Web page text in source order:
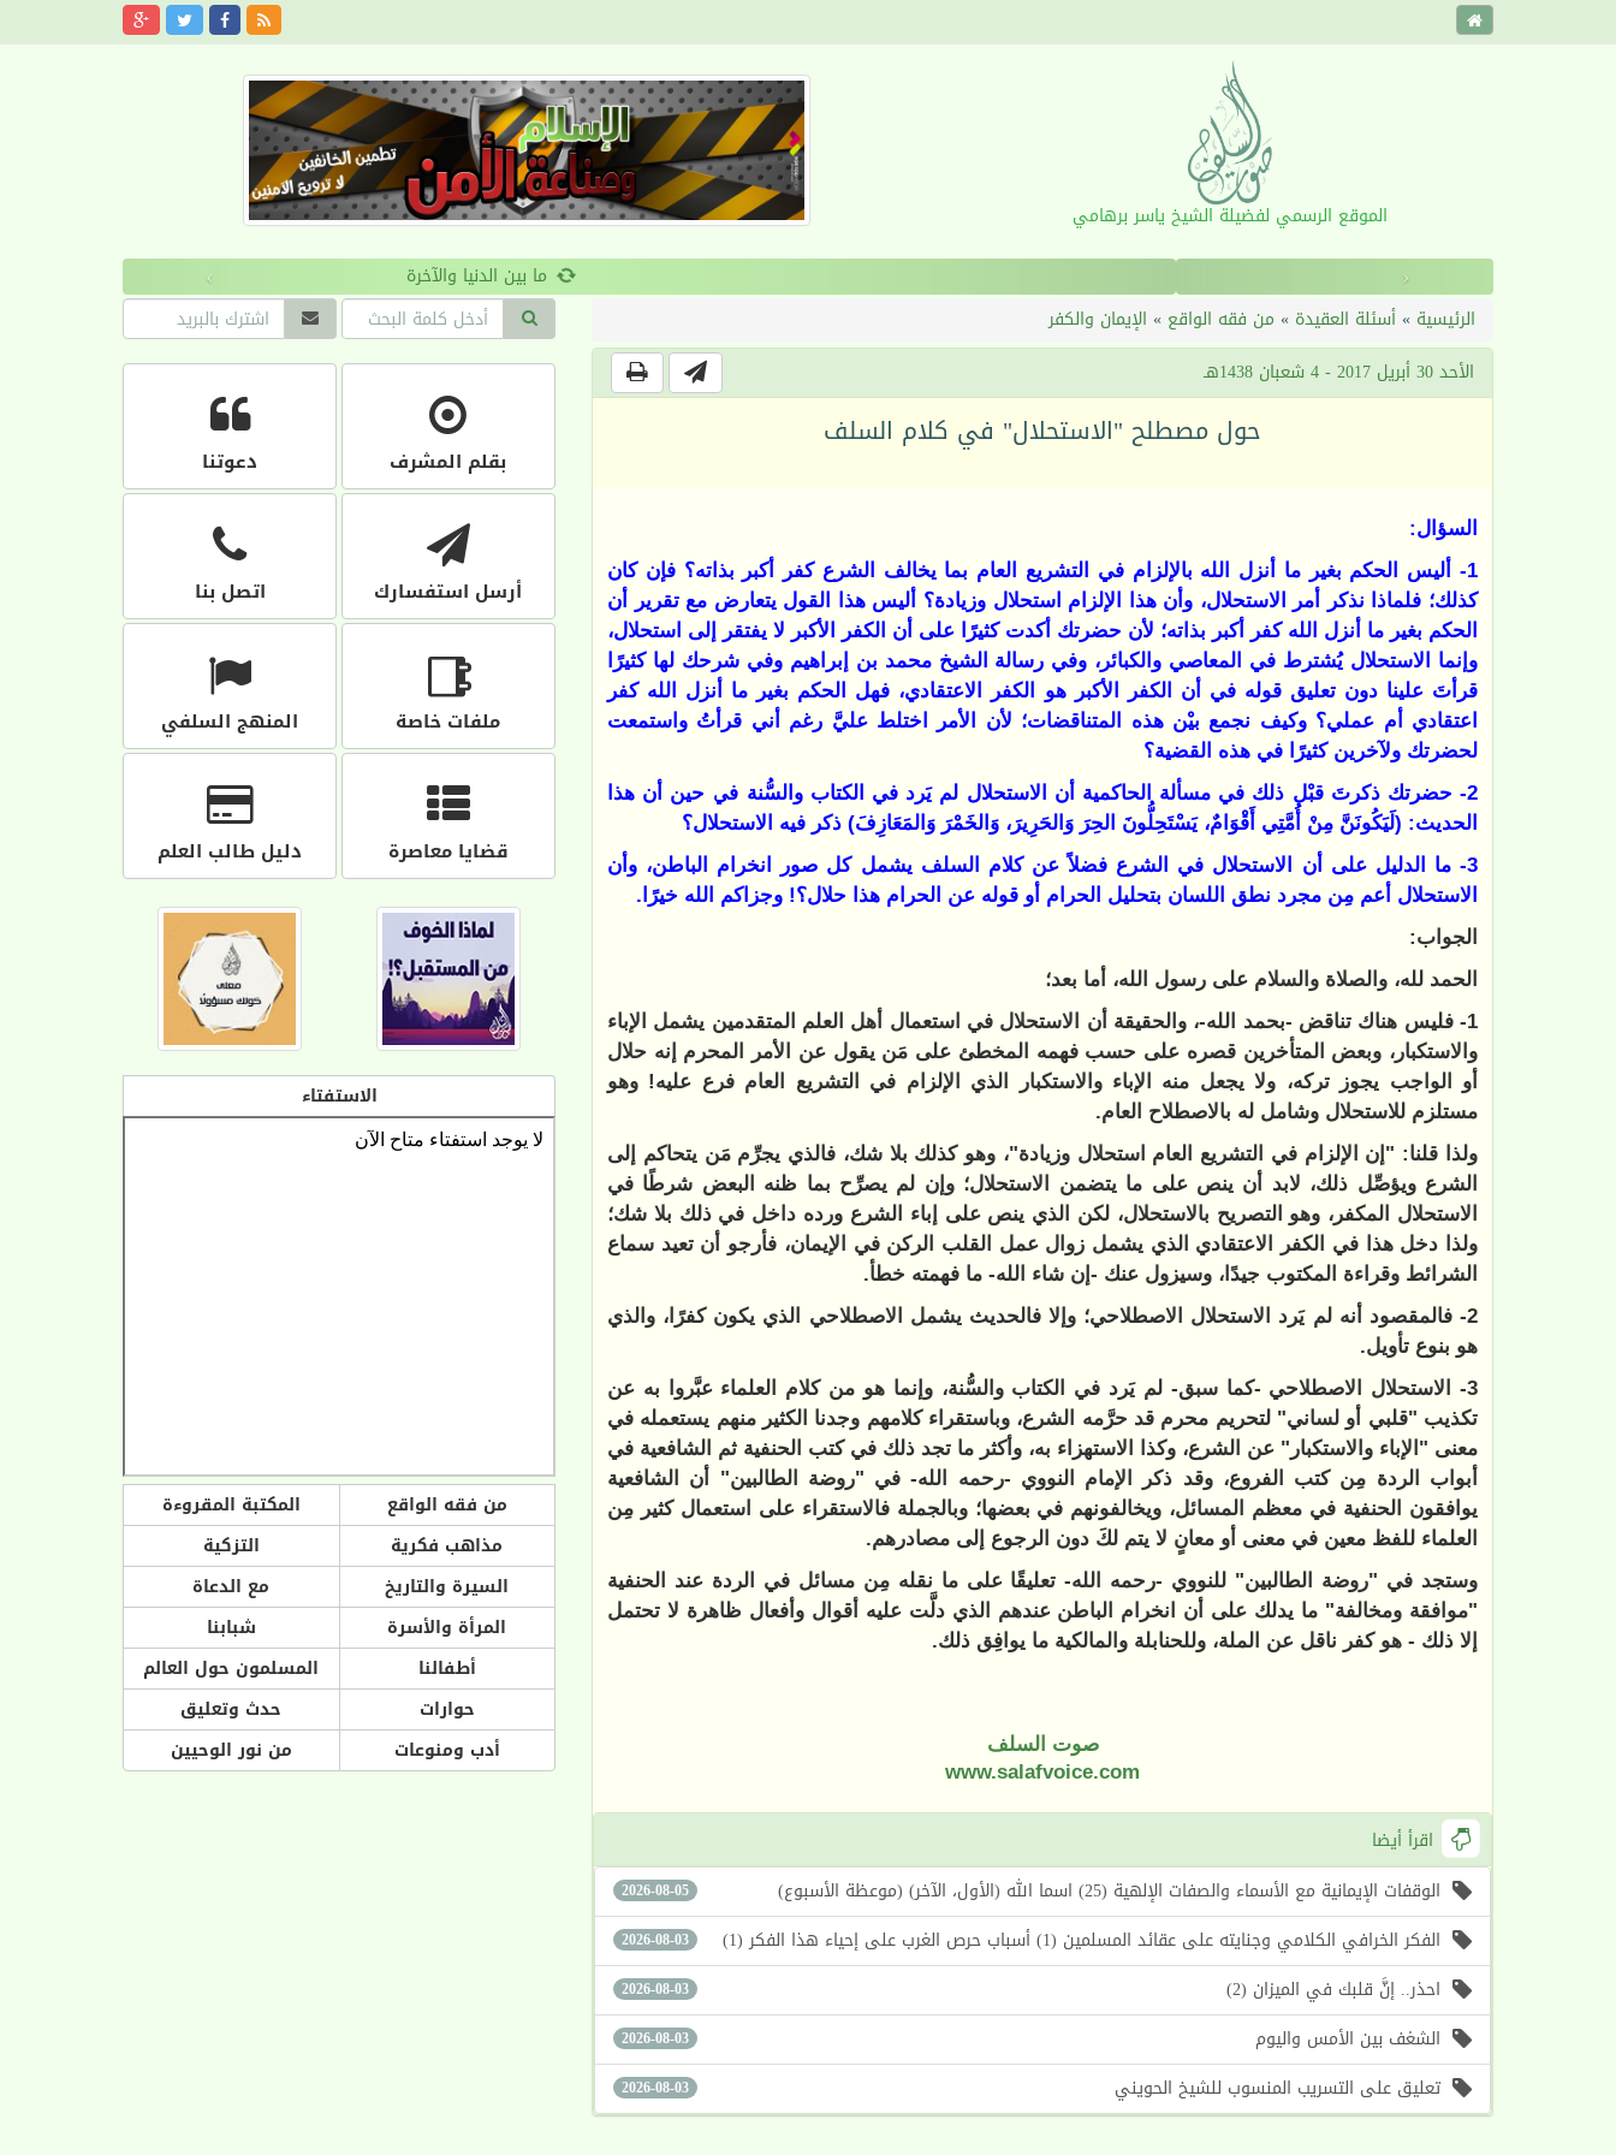
الموقع الرسمي لفضيلة الشيخ ياسر برهامي
‹
›
الرئيسية »أسئلة العقيدة » من فقه الواقع » الإيمان والكفر
الأحد 30 أبريل 2017 - 4 شعبان 1438هـ
حول مصطلح "الاستحلال" في كلام السلف
السؤال:
1- أليس الحكم بغير ما أنزل الله بالإلزام في التشريع العام بما يخالف الشرع كفر أكبر بذاته؟ فإن كان
كذلك؛ فلماذا نذكر أمر الاستحلال، وأن هذا الإلزام استحلال وزيادة؟ أليس هذا القول يتعارض مع تقرير أن
الحكم بغير ما أنزل الله كفر أكبر بذاته؛ لأن حضرتك أكدت كثيرًا على أن الكفر الأكبر لا يفتقر إلى استحلال،
وإنما الاستحلال يُشترط في المعاصي والكبائر، وفي رسالة الشيخ محمد بن إبراهيم وفي شرحك لها كثيرًا
قرأتَ علينا دون تعليق قوله في أن الكفر الأكبر هو الكفر الاعتقادي، فهل الحكم بغير ما أنزل الله كفر
اعتقادي أم عملي؟ وكيف نجمع بيْن هذه المتناقضات؛ لأن الأمر اختلط عليَّ رغم أني قرأتُ واستمعت
لحضرتك ولآخرين كثيرًا في هذه القضية؟
2- حضرتك ذكرتَ قبْل ذلك في مسألة الحاكمية أن الاستحلال لم يَرد في الكتاب والسُّنة في حين أن هذا
الحديث: (لَيَكُونَنَّ مِنْ أُمَّتِي أَقْوَامٌ، يَسْتَحِلُّونَ الحِرَ وَالحَرِيرَ، وَالخَمْرَ وَالمَعَازِفَ) ذكر فيه الاستحلال؟
3- ما الدليل على أن الاستحلال في الشرع فضلاً عن كلام السلف يشمل كل صور انخرام الباطن، وأن
الاستحلال أعم مِن مجرد نطق اللسان بتحليل الحرام أو قوله عن الحرام هذا حلال؟! وجزاكم الله خيرًا.
الجواب:
الحمد لله، والصلاة والسلام على رسول الله، أما بعد؛
1- فليس هناك تناقض -بحمد الله-، والحقيقة أن الاستحلال في استعمال أهل العلم المتقدمين يشمل الإباء
والاستكبار، وبعض المتأخرين قصره على حسب فهمه المخطئ على مَن يقول عن الأمر المحرم إنه حلال
أو الواجب يجوز تركه، ولا يجعل منه الإباء والاستكبار الذي الإلزام في التشريع العام فرع عليه! وهو
مستلزم للاستحلال وشامل له بالاصطلاح العام.
ولذا قلنا: "إن الإلزام في التشريع العام استحلال وزيادة"، وهو كذلك بلا شك، فالذي يجرِّم مَن يتحاكم إلى
الشرع ويؤصِّل ذلك، لابد أن ينص على ما يتضمن الاستحلال؛ وإن لم يصرِّح بما ظنه البعض شرطًا في
الاستحلال المكفر، وهو التصريح بالاستحلال، لكن الذي ينص على إباء الشرع ورده داخل في ذلك بلا شك؛
ولذا دخل هذا في الكفر الاعتقادي الذي يشمل زوال عمل القلب الركن في الإيمان، فأرجو أن تعيد سماع
الشرائط وقراءة المكتوب جيدًا، وسيزول عنك -إن شاء الله- ما فهمته خطأ.
2- فالمقصود أنه لم يَرد الاستحلال الاصطلاحي؛ وإلا فالحديث يشمل الاصطلاحي الذي يكون كفرًا، والذي
هو بنوع تأويل.
3- الاستحلال الاصطلاحي -كما سبق- لم يَرد في الكتاب والسُّنة، وإنما هو من كلام العلماء عبَّروا به عن
تكذيب "قلبي أو لساني" لتحريم محرم قد حرَّمه الشرع، وباستقراء كلامهم وجدنا الكثير منهم يستعمله في
معنى "الإباء والاستكبار" عن الشرع، وكذا الاستهزاء به، وأكثر ما تجد ذلك في كتب الحنفية ثم الشافعية في
أبواب الردة مِن كتب الفروع، وقد ذكر الإمام النووي -رحمه الله- في "روضة الطالبين" أن الشافعية
يوافقون الحنفية في معظم المسائل، ويخالفونهم في بعضها؛ وبالجملة فالاستقراء على استعمال كثير مِن
العلماء للفظ معين في معنى أو معانٍ لا يتم لكَ دون الرجوع إلى مصادرهم.
وستجد في "روضة الطالبين" للنووي -رحمه الله- تعليقًا على ما نقله مِن مسائل في الردة عند الحنفية
"موافقة ومخالفة" ما يدلك على أن انخرام الباطن عندهم الذي دلَّت عليه أقوال وأفعال ظاهرة لا تحتمل
إلا ذلك - هو كفر ناقل عن الملة، وللحنابلة والمالكية ما يوافِق ذلك.
صوت السلف
www.salafvoice.com
اقرأ أيضا
2026-08-05 الوقفات الإيمانية مع الأسماء والصفات الإلهية (25) اسما الله (الأول، الآخر) (موعظة الأسبوع)
2026-08-03 الفكر الخرافي الكلامي وجنايته على عقائد المسلمين (1) أسباب حرص الغرب على إحياء هذا الفكر (1)
2026-08-03 احذر.. إنَّ قلبك في الميزان (2)
2026-08-03 الشغف بين الأمس واليوم
2026-08-03 تعليق على التسريب المنسوب للشيخ الحويني
بقلم المشرف دعوتنا
أرسل استفسارك اتصل بنا
ملفات خاصة المنهج السلفي
قضايا معاصرة دليل طالب العلم
الاستفتاء
من فقه الواقع
المكتبة المقروءة
مذاهب فكرية
التزكية
السيرة والتاريخ
مع الدعاة
المرأة والأسرة
شبابنا
أطفالنا
المسلمون حول العالم
حوارات
حدث وتعليق
أدب ومنوعات
من نور الوحيين